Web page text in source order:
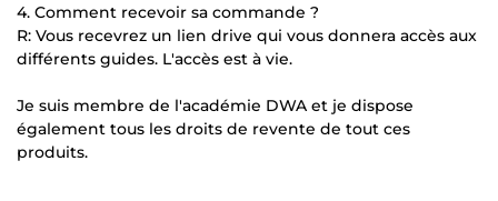
4. Comment recevoir sa commande ?
R: Vous recevrez un lien drive qui vous donnera accès aux
différents guides. L'accès est à vie.
Je suis membre de l'académie DWA et je dispose
également tous les droits de revente de tout ces
produits.